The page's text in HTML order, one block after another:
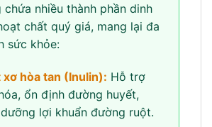
chứa nhiều thành phần dinh
chất quý giá, mang lại đa
sức khỏe:
xơ hòa tan (Inulin): Hỗ trợ
ổn định đường huyết,
lợi khuẩn đường ruột.